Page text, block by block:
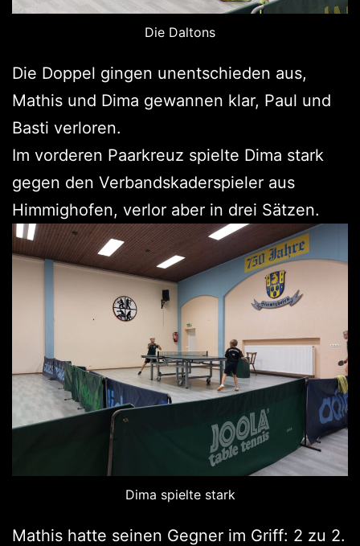
Die Daltons
Die Doppel gingen unentschieden aus,
Mathis und Dima gewannen klar, Paul und
Basti verloren.
Im vorderen Paarkreuz spielte Dima stark
gegen den Verbandskaderspieler aus
Himmighofen, verlor aber in drei Sätzen.
Dima spielte stark
Mathis hatte seinen Gegner im Griff: 2 zu 2.